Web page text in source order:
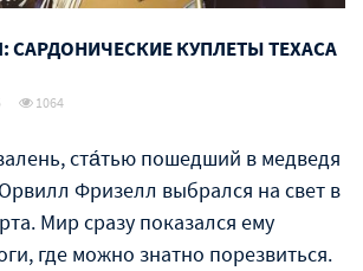
САРДОНИЧЕСКИЕ КУПЛЕТЫ ТЕХАСА
1064
ста́тью пошедший в медведя
Фризелл выбрался на свет в
Мир сразу показался ему
где можно знатно порезвиться.